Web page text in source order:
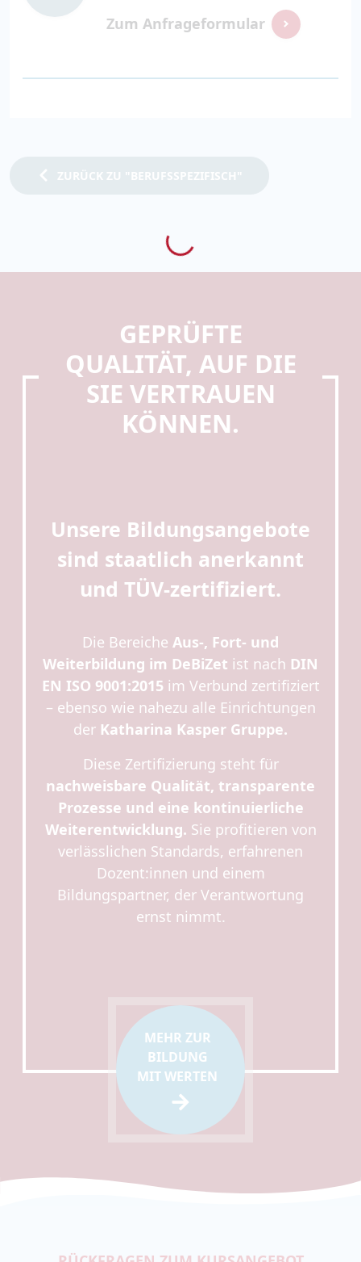
Zum Anfrageformular
ZURÜCK ZU "BERUFSSPEZIFISCH"
GEPRÜFTE
QUALITÄT, AUF DIE
SIE VERTRAUEN
KÖNNEN.
Unsere Bildungsangebote
sind staatlich anerkannt
und TÜV-zertifiziert.
Die Bereiche Aus-, Fort- und
Weiterbildung im DeBiZet ist nach DIN
EN ISO 9001:2015 im Verbund zertifiziert
– ebenso wie nahezu alle Einrichtungen
der Katharina Kasper Gruppe.
Diese Zertifizierung steht für
nachweisbare Qualität, transparente
Prozesse und eine kontinuierliche
Weiterentwicklung. Sie profitieren von
verlässlichen Standards, erfahrenen
Dozent:innen und einem
Bildungspartner, der Verantwortung
ernst nimmt.
MEHR ZUR
BILDUNG
MIT WERTEN